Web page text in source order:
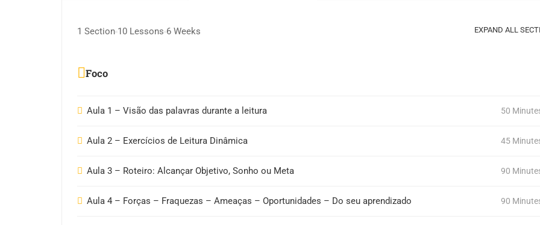
1 Section 10 Lessons 6 Weeks EXPAND ALL
Foco
Aula 1 – Visão das palavras durante a leitura 50
Aula 2 – Exercícios de Leitura Dinâmica 45
Aula 3 – Roteiro: Alcançar Objetivo, Sonho ou Meta 90
Aula 4 – Forças – Fraquezas – Ameaças – Oportunidades – Do seu aprendizado 90